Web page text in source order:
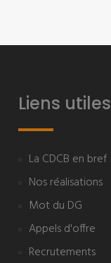
Liens utiles
La CDCB en bref
Nos réalisations
Mot du DG
Appels d'offre
Recrutements